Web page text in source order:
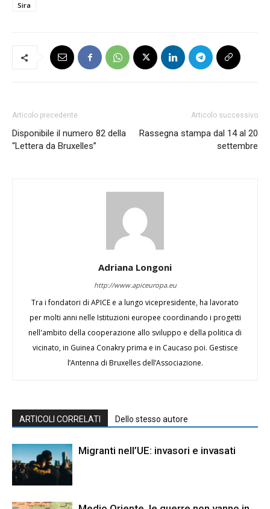
Sira
Articolo precedente
Disponibile il numero 82 della
“Lettera da Bruxelles”
Articolo successivo
Rassegna stampa dal 14 al 20
settembre
Adriana Longoni
http://www.apiceuropa.eu
Tra i fondatori di APICE e a lungo vicepresidente, ha lavorato
per molti anni nelle Istituzioni europee coordinando i progetti
nell'ambito della cooperazione allo sviluppo e della politica di
vicinato, in Guinea Conakry prima e in Caucaso poi. Gestisce
l’Antenna di Bruxelles dell’Associazione.
ARTICOLI CORRELATI Dello stesso autore
Migranti nell’UE: invasori e invasati